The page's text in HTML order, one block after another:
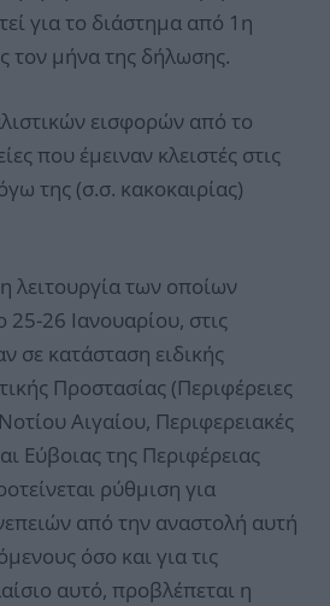
για το διάστημα από 1η
τον μήνα της δήλωσης.
εισφορών από το
που έμειναν κλειστές στις
της (σ.σ. κακοκαιρίας)
η λειτουργία των οποίων
25-26 Ιανουαρίου, στις
σε κατάσταση ειδικής
Προστασίας (Περιφέρειες
Αιγαίου, Περιφερειακές
Εύβοιας της Περιφέρειας
ρύθμιση για
από την αναστολή αυτή
όσο και για τις
αυτό, προβλέπεται η